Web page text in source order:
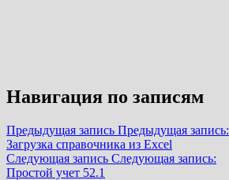
Навигация по записям
Предыдущая запись Предыдущая запись:
Загрузка справочника из Excel
Следующая запись Следующая запись:
Простой учет 52.1